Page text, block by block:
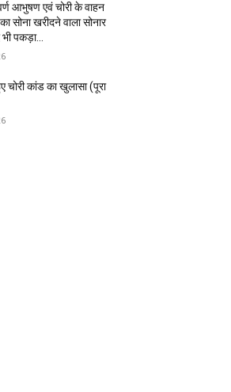
आभुषण एवं चोरी के वाहन
सोना खरीदने वाला सोनार
पकड़ा...
चोरी कांड का खुलासा (पूरा